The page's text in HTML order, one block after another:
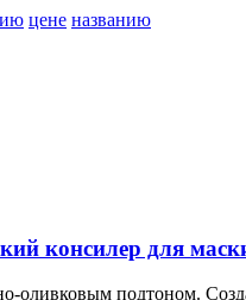
цене названию
консилер для
оливковым подтоном.